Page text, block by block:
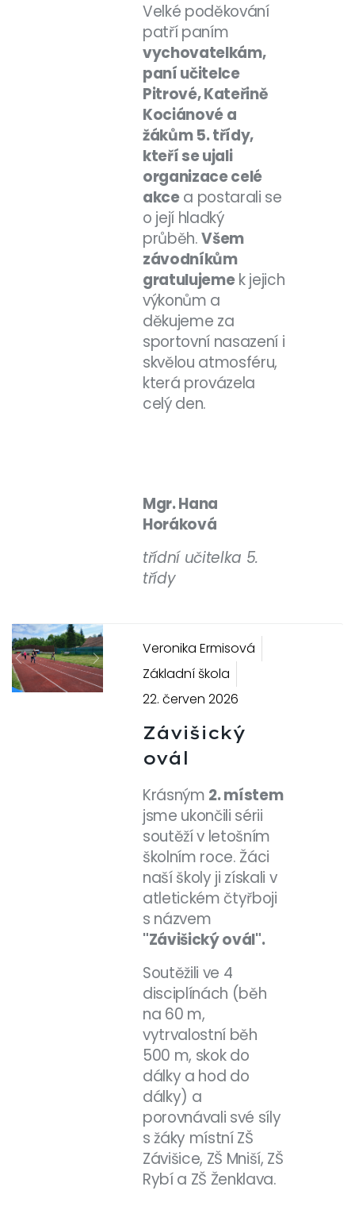
Velké poděkování
patří paním
vychovatelkám,
paní učitelce
Pitrové, Kateřině
Kociánové a
žákům 5. třídy,
kteří se ujali
organizace celé
akcea postarali se
o její hladký
průběh.Všem
závodníkům
gratulujemek jejich
výkonům a
děkujeme za
sportovní nasazení i
skvělou atmosféru,
která provázela
celý den.
Mgr. Hana
Horáková
třídní učitelka 5.
třídy
Previous Next
Veronika Ermisová
Základní škola
22. červen 2026
Závišický
ovál
Krásným 2. místem
jsme ukončili sérii
soutěží v letošním
školním roce. Žáci
naší školy ji získali v
atletickém čtyřboji
s názvem
"Závišický ovál".
Soutěžili ve 4
disciplínách (běh
na 60 m,
vytrvalostní běh
500 m, skok do
dálky a hod do
dálky) a
porovnávali své síly
s žáky místní ZŠ
Závišice, ZŠ Mniší, ZŠ
Rybí a ZŠ Ženklava.